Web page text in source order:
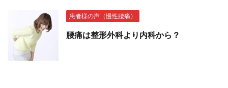
患者様の声（慢性腰痛）
腰痛は整形外科より内科から？